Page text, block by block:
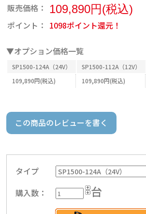
販売価格： 109,890円(税込)
ポイント： 1098ポイント還元！
▼オプション価格一覧
SP1500-124A（24V）
SP1500-112A（12V）
109,890円(税込)
109,890円(税込)
この商品のレビューを書く
タイプ
購入数：
台